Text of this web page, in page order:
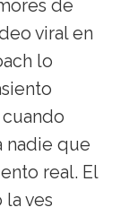
de
viral en
lo
nadie que
real. El
ves